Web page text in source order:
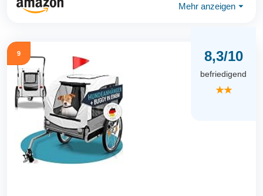
Mehr anzeigen ⏷
9 8,3/10
befriedigend
★★